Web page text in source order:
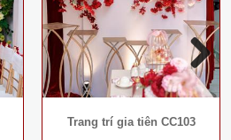
Trang trí gia tiên CC103
Next